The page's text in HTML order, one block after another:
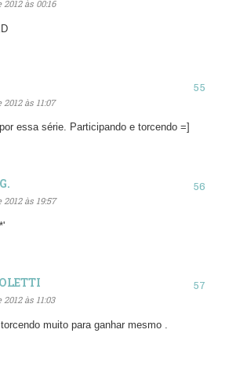
às 00:16
às 11:07
essa série. Participando e torcendo =]
às 19:57
às 11:03
muito para ganhar mesmo .